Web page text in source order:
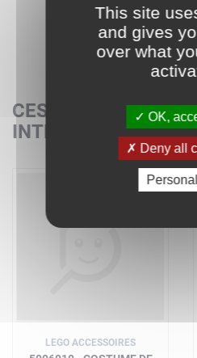
CES SETS
INTÉRESSER
LEGO ACCESSOIRES
This site
and gives
over what
OK,
Deny all